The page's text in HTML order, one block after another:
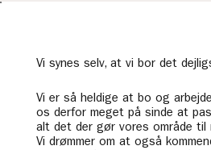
Vi synes selv, at vi bor det
Vi er så heldige at bo og
os derfor meget på sinde at
alt det der gør vores område
Vi drømmer om at også